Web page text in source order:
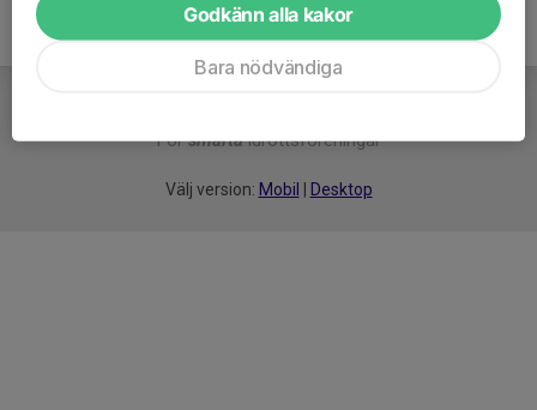
Försmartaidrottsföreningar
Välj version: Mobil Desktop
Godkänn alla kakor
Bara nödvändiga